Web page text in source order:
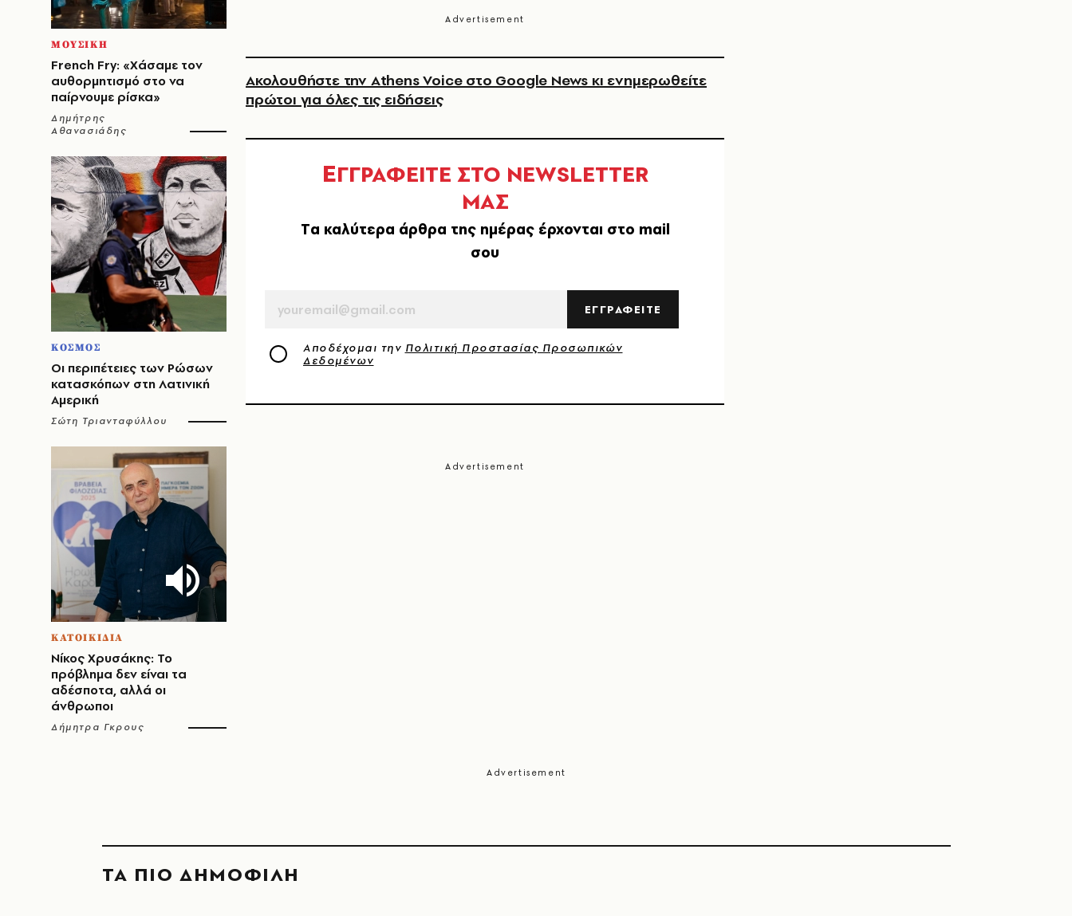
ΜΟΥΣΙΚΗ
French Fry: «Χάσαμε τον
αυθορμητισμό στο να
παίρνουμε ρίσκα»
Δημήτρης
Αθανασιάδης
ΚΟΣΜΟΣ
Οι περιπέτειες των Ρώσων
κατασκόπων στη Λατινική
Αμερική
Σώτη Τριανταφύλλου
ΚΑΤΟΙΚΙΔΙΑ
Νίκος Χρυσάκης: Το
πρόβλημα δεν είναι τα
αδέσποτα, αλλά οι
άνθρωποι
Δήμητρα Γκρους
Ακολουθήστε την Athens Voice στο Google News κι ενημερωθείτε
πρώτοι για όλες τις ειδήσεις
ΕΓΓΡΑΦΕΙΤΕ ΣΤΟ NEWSLETTER
ΜΑΣ
Tα καλύτερα άρθρα της ημέρας έρχονται στο mail
σου
ΕΓΓΡΑΦΕΙΤΕ
Αποδέχομαι την Πολιτική Προστασίας Προσωπικών
Δεδομένων
ΤΑ ΠΙΟ ΔΗΜΟΦΙΛΗ